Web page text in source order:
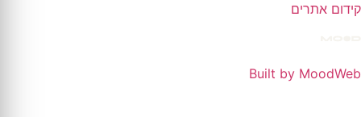
קידום אתרים
Built by MoodWeb